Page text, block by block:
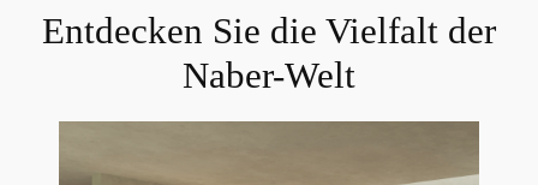
Entdecken Sie die Vielfalt der
Naber-Welt